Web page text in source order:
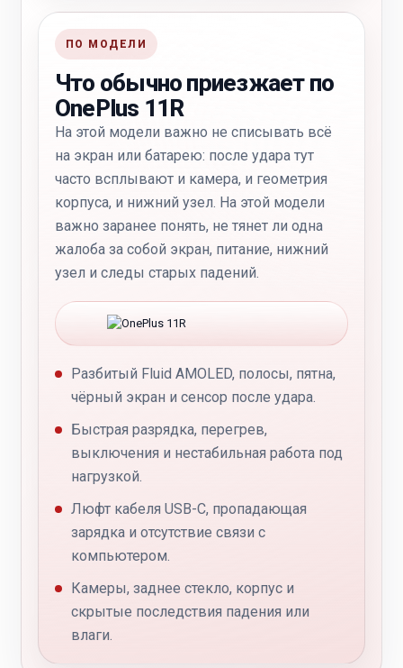
ПО МОДЕЛИ
Что обычно приезжает по
OnePlus 11R
На этой модели важно не списывать всё
на экран или батарею: после удара тут
часто всплывают и камера, и геометрия
корпуса, и нижний узел. На этой модели
важно заранее понять, не тянет ли одна
жалоба за собой экран, питание, нижний
узел и следы старых падений.
Разбитый Fluid AMOLED, полосы, пятна,
чёрный экран и сенсор после удара.
Быстрая разрядка, перегрев,
выключения и нестабильная работа под
нагрузкой.
Люфт кабеля USB-C, пропадающая
зарядка и отсутствие связи с
компьютером.
Камеры, заднее стекло, корпус и
скрытые последствия падения или
влаги.